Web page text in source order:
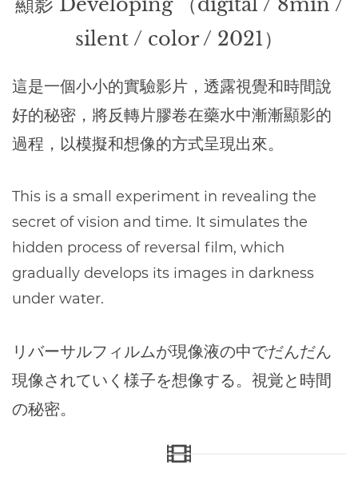
silent / color / 2021）
這是一個小小的實驗影片，透露視覺和時間說
好的秘密，將反轉片膠卷在藥水中漸漸顯影的
過程，以模擬和想像的方式呈現出來。
This is a small experiment in revealing the
secret of vision and time. It simulates the
hidden process of reversal film, which
gradually develops its images in darkness
under water.
リバーサルフィルムが現像液の中でだんだん
現像されていく様子を想像する。視覚と時間
の秘密。